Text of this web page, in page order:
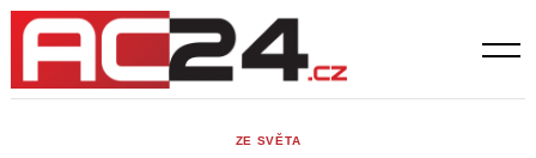
Skip
content
ZE SVĚTA